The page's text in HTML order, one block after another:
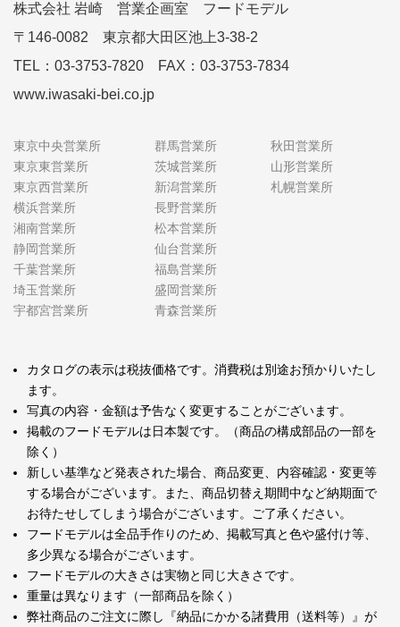
株式会社 岩崎 営業企画室 フードモデル
〒146-0082 東京都大田区池上3-38-2
TEL：03-3753-7820 FAX：03-3753-7834
www.iwasaki-bei.co.jp
東京中央営業所
東京東営業所
東京西営業所
横浜営業所
湘南営業所
静岡営業所
千葉営業所
埼玉営業所
宇都宮営業所
群馬営業所
茨城営業所
新潟営業所
長野営業所
松本営業所
仙台営業所
福島営業所
盛岡営業所
青森営業所
秋田営業所
山形営業所
札幌営業所
カタログの表示は税抜価格です。消費税は別途お預かりいたし
ます。
写真の内容・金額は予告なく変更することがございます。
掲載のフードモデルは日本製です。（商品の構成部品の一部を
除く）
新しい基準など発表された場合、商品変更、内容確認・変更等
する場合がございます。また、商品切替え期間中など納期面で
お待たせしてしまう場合がございます。ご了承ください。
フードモデルは全品手作りのため、掲載写真と色や盛付け等、
多少異なる場合がございます。
フードモデルの大きさは実物と同じ大きさです。
重量は異なります（一部商品を除く）
弊社商品のご注文に際し『納品にかかる諸費用（送料等）』が